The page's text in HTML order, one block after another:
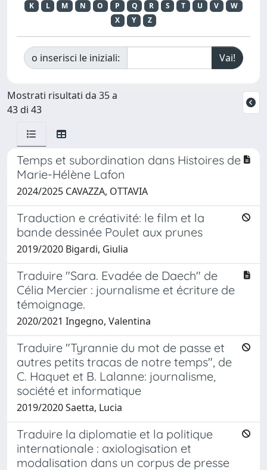
K
L M N O P Q R S T U V
W
X
Y Z
o inserisci le iniziali:
Mostrati risultati da 35 a
43 di 43
Temps et subordination dans Histoires de
Marie-Hélène Lafon
2024/2025 CAVAZZA, OTTAVIA
Traduction e créativité: le film et la
bande dessinée Poulet aux prunes
2019/2020 Bigardi, Giulia
Traduire "Sara. Evadée de Daech" de
Célia Mercier : journalisme et écriture de
témoignage.
2020/2021 Ingegno, Valentina
Traduire "Tyrannie du mot de passe et
autres petits tracas de notre temps", de
C. Haquet et B. Lalanne: journalisme,
société et informatique
2019/2020 Saetta, Lucia
Traduire la diplomatie et la politique
internationale : axiologisation et
modalisation dans un corpus de presse